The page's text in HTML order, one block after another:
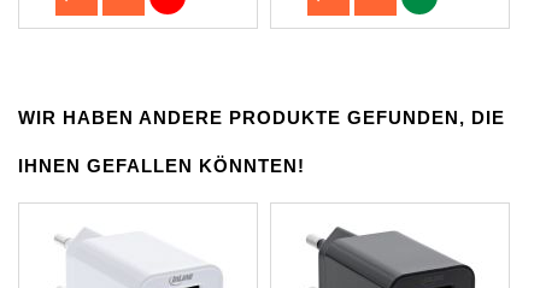
Bei zu hoher Temperatur des Netzteils schaltet
WIR HABEN ANDERE PRODUKTE GEFUNDEN, DIE
IHNEN GEFALLEN KÖNNTEN!